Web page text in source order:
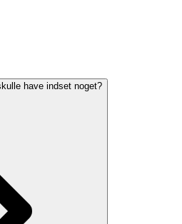
have indset noget?